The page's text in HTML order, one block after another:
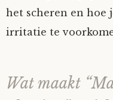
het scheren en hoe
irritatie te
Wat maakt